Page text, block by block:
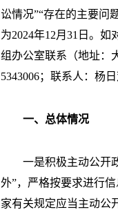
讼情况”“存在的主要问
为2024年12月31日。
组办公室联系（地址：
5343006；联系人：杨日
一、总体情况
一是积极主动公开政
外”，严格按要求进行
家有关规定应当主动公